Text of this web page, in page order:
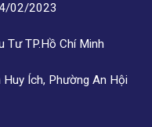
02/2023
Tư TP.Hồ Chí Minh
Ích, Phường An Hội